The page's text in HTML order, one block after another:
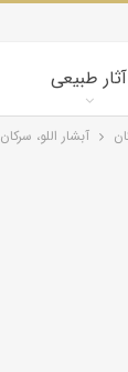
آثار طبیعی
آبشار اللو، سرکان